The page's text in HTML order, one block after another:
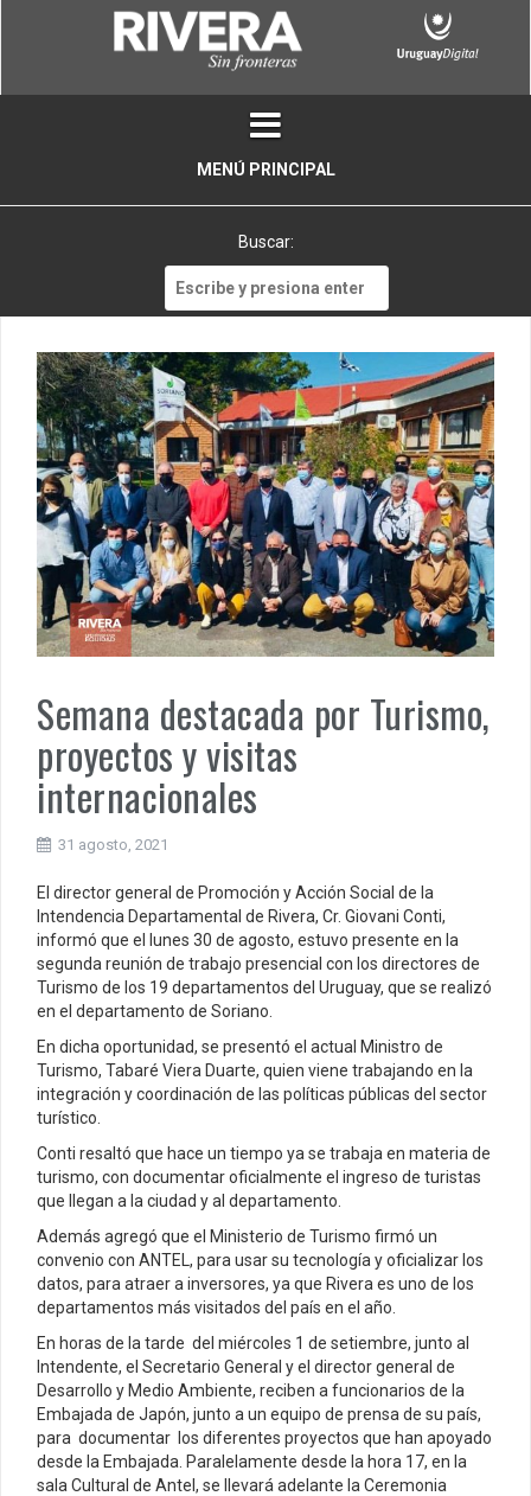
MENÚ PRINCIPAL
Buscar:
Semana destacada por Turismo,
proyectos y visitas
internacionales
31 agosto, 2021
El director general de Promoción y Acción Social de la
Intendencia Departamental de Rivera, Cr. Giovani Conti,
informó que el lunes 30 de agosto, estuvo presente en la
segunda reunión de trabajo presencial con los directores de
Turismo de los 19 departamentos del Uruguay, que se realizó
en el departamento de Soriano.
En dicha oportunidad, se presentó el actual Ministro de
Turismo, Tabaré Viera Duarte, quien viene trabajando en la
integración y coordinación de las políticas públicas del sector
turístico.
Conti resaltó que hace un tiempo ya se trabaja en materia de
turismo, con documentar oficialmente el ingreso de turistas
que llegan a la ciudad y al departamento.
Además agregó que el Ministerio de Turismo firmó un
convenio con ANTEL, para usar su tecnología y oficializar los
datos, para atraer a inversores, ya que Rivera es uno de los
departamentos más visitados del país en el año.
En horas de la tarde del miércoles 1 de setiembre, junto al
Intendente, el Secretario General y el director general de
Desarrollo y Medio Ambiente, reciben a funcionarios de la
Embajada de Japón, junto a un equipo de prensa de su país,
para documentar los diferentes proyectos que han apoyado
desde la Embajada. Paralelamente desde la hora 17, en la
sala Cultural de Antel, se llevará adelante la Ceremonia